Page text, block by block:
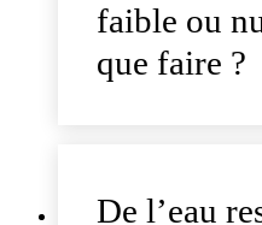
faible ou
que faire ?
De l’eau